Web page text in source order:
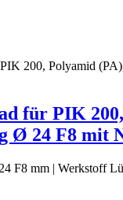
für PIK
Ø 24 F8 mit
F8 mm | Werkstoff